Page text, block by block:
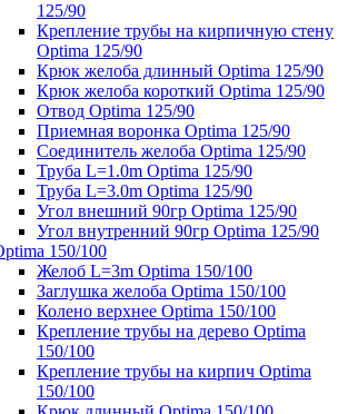
125/90
Крепление трубы на кирпичную стену
Optima 125/90
Крюк желоба длинный Optima 125/90
Крюк желоба короткий Optima 125/90
Отвод Optima 125/90
Приемная воронка Optima 125/90
Соединитель желоба Optima 125/90
Труба L=1.0m Optima 125/90
Труба L=3.0m Optima 125/90
Угол внешний 90гр Optima 125/90
Угол внутренний 90гр Optima 125/90
150/100
Желоб L=3m Optima 150/100
Заглушка желоба Optima 150/100
Колено верхнее Optima 150/100
Крепление трубы на дерево Optima
150/100
Крепление трубы на кирпич Optima
150/100